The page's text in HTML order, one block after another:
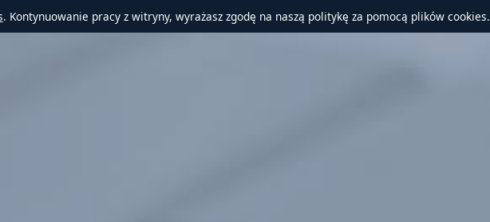
. Kontynuowanie pracy z witryny, wyrażasz zgodę na naszą politykę za pomocą plików cookies.